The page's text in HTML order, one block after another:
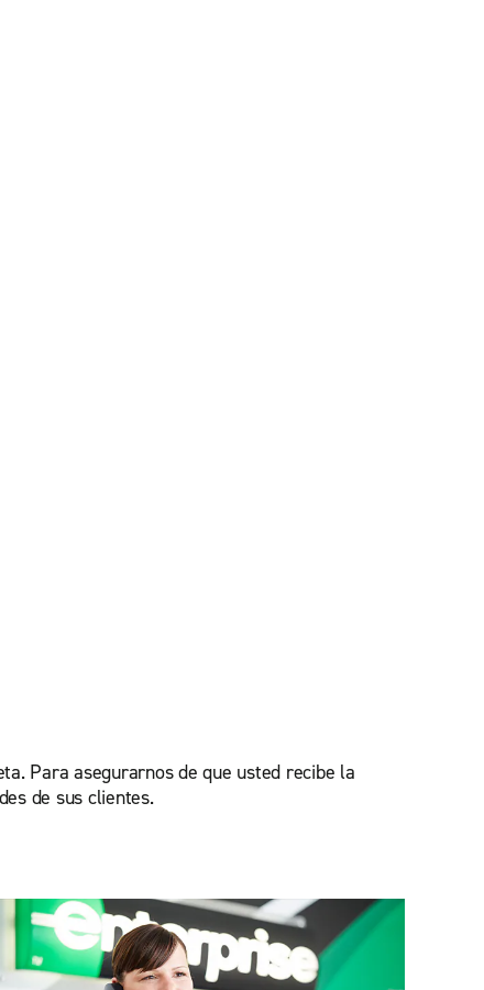
Para asegurarnos de que usted recibe la
de sus clientes.